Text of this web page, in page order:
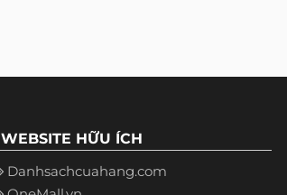
WEBSITE HỮU ÍCH
Danhsachcuahang.com